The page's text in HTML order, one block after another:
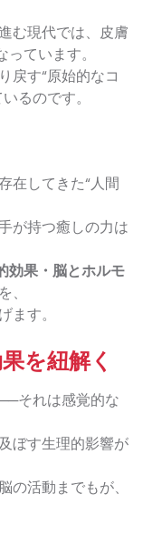
む現代では、皮膚
ています。
戻す“原始的なコ
るのです。
在してきた“人間
が持つ癒しの力は
効果・脳とホルモ
を、
ます。
を紐解く
それは感覚的な
ぼす生理的影響が
の活動までもが、